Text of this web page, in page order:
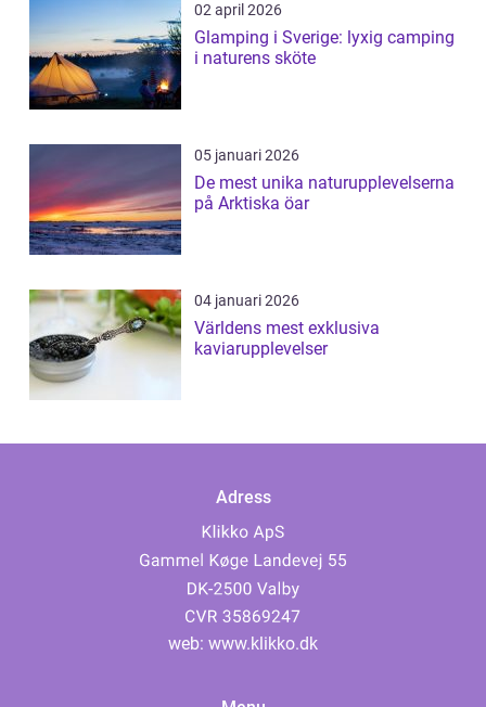
02 april 2026
Glamping i Sverige: lyxig camping
i naturens sköte
05 januari 2026
De mest unika naturupplevelserna
på Arktiska öar
04 januari 2026
Världens mest exklusiva
kaviarupplevelser
Adress
web: www.klikko.dk